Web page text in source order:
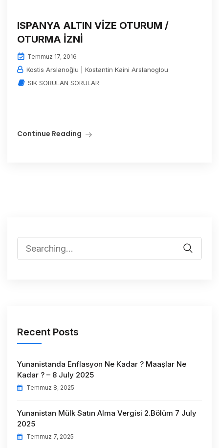
ISPANYA ALTIN VİZE OTURUM /
OTURMA İZNİ
Temmuz 17, 2016
Kostis Arslanoğlu | Kostantin Kaini Arslanoglou
SIK SORULAN SORULAR
Continue Reading
Recent Posts
Yunanistanda Enflasyon Ne Kadar ? Maaşlar Ne
Kadar ? – 8 July 2025
Temmuz 8, 2025
Yunanistan Mülk Satın Alma Vergisi 2.Bölüm 7 July
2025
Temmuz 7, 2025